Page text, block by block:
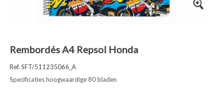
Rembordés A4 Repsol Honda
Ref. SFT/511235066_A
Specificaties hoogwaardige 80 bladen